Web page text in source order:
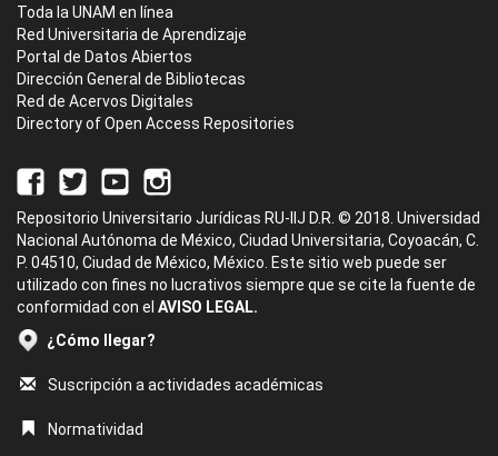
Toda la UNAM en línea
Red Universitaria de Aprendizaje
Portal de Datos Abiertos
Dirección General de Bibliotecas
Red de Acervos Digitales
Directory of Open Access Repositories
Repositorio Universitario Jurídicas RU-IIJ D.R. © 2018. Universidad
Nacional Autónoma de México, Ciudad Universitaria, Coyoacán, C.
P. 04510, Ciudad de México, México. Este sitio web puede ser
utilizado con fines no lucrativos siempre que se cite la fuente de
conformidad con el AVISO LEGAL.
¿Cómo llegar?
Suscripción a actividades académicas
Normatividad